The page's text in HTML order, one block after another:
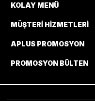
KOLAY MENÜ
MÜŞTERI HIZMETLERI
APLUS PROMOSYON
PROMOSYON BÜLTEN